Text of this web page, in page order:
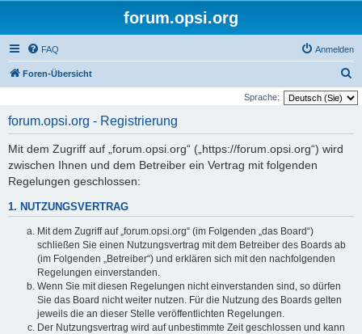
forum.opsi.org
FAQ Anmelden
Foren-Übersicht
u
Sprache:
forum.opsi.org - Registrierung
Mit dem Zugriff auf „forum.opsi.org“ („https://forum.opsi.org“) wird
zwischen Ihnen und dem Betreiber ein Vertrag mit folgenden
Regelungen geschlossen:
1. NUTZUNGSVERTRAG
Mit dem Zugriff auf „forum.opsi.org“ (im Folgenden „das Board“)
schließen Sie einen Nutzungsvertrag mit dem Betreiber des Boards ab
(im Folgenden „Betreiber“) und erklären sich mit den nachfolgenden
Regelungen einverstanden.
Wenn Sie mit diesen Regelungen nicht einverstanden sind, so dürfen
Sie das Board nicht weiter nutzen. Für die Nutzung des Boards gelten
jeweils die an dieser Stelle veröffentlichten Regelungen.
Der Nutzungsvertrag wird auf unbestimmte Zeit geschlossen und kann